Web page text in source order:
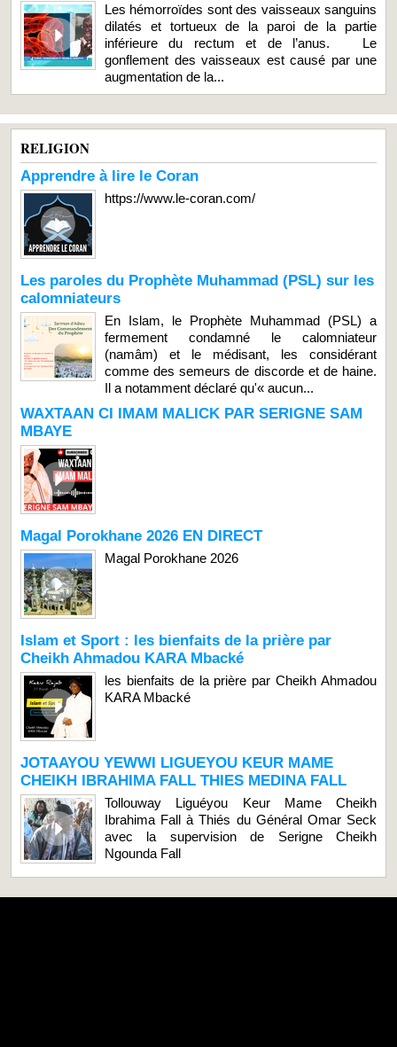
Les hémorroïdes sont des vaisseaux sanguins
dilatés et tortueux de la paroi de la partie
inférieure du rectum et de l’anus. Le
gonflement des vaisseaux est causé par une
augmentation de la...
RELIGION
Apprendre à lire le Coran
https://www.le-coran.com/
Les paroles du Prophète Muhammad (PSL) sur les
calomniateurs
En Islam, le Prophète Muhammad (PSL) a
fermement condamné le calomniateur
(namâm) et le médisant, les considérant
comme des semeurs de discorde et de haine.
Il a notamment déclaré qu'« aucun...
WAXTAAN CI IMAM MALICK PAR SERIGNE SAM
MBAYE
Magal Porokhane 2026 EN DIRECT
Magal Porokhane 2026
Islam et Sport : les bienfaits de la prière par
Cheikh Ahmadou KARA Mbacké
les bienfaits de la prière par Cheikh Ahmadou
KARA Mbacké
JOTAAYOU YEWWI LIGUEYOU KEUR MAME
CHEIKH IBRAHIMA FALL THIES MEDINA FALL
Tollouway Liguéyou Keur Mame Cheikh
Ibrahima Fall à Thiés du Général Omar Seck
avec la supervision de Serigne Cheikh
Ngounda Fall